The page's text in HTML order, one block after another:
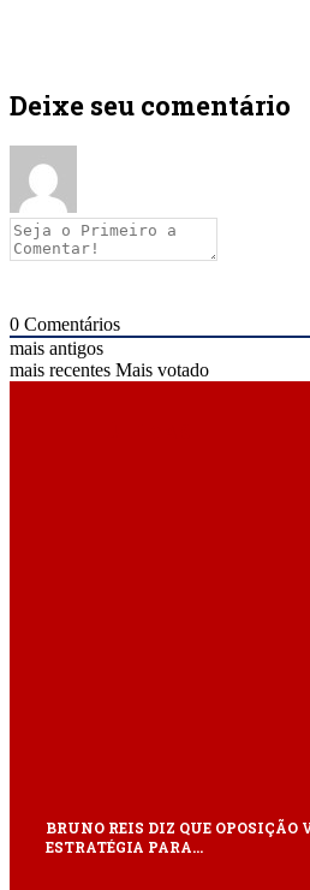
Deixe seu comentário
0 Comentários
mais antigos
mais recentes Mais votado
BRUNO REIS DIZ QUE OPOSIÇÃO
ESTRATÉGIA PARA…